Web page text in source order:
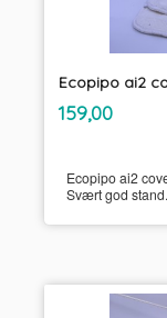
Pris
159,00mva.
Ecopipo ai2
Svært god stand.